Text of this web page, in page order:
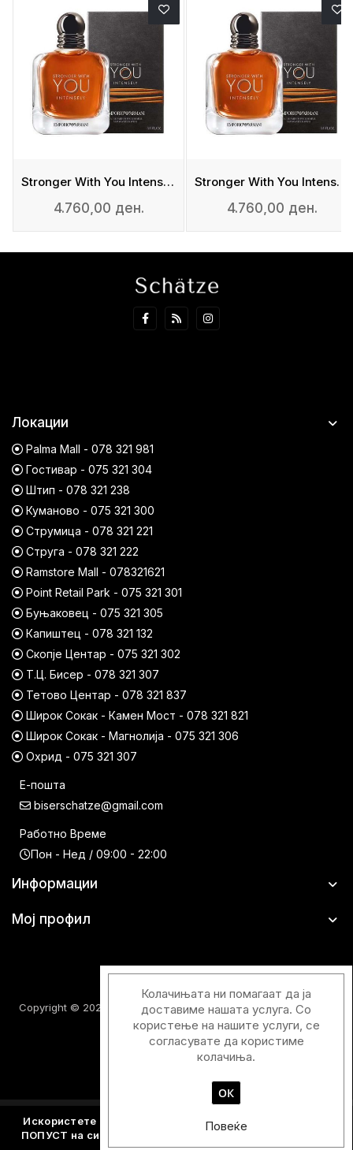
Stronger With You Intensely - Edp
4.760,00 ден.
Stronger With You Intensely - Edp
4.760,00 ден.
Локации
Palma Mall - 078 321 981
Гостивар - 075 321 304
Штип - 078 321 238
Куманово - 075 321 300
Струмица - 078 321 221
Струга - 078 321 222
Ramstore Mall - 078321621
Point Retail Park - 075 321 301
Буњаковец - 075 321 305
Капиштец - 078 321 132
Скопје Центар - 075 321 302
Т.Ц. Бисер - 078 321 307
Тетово Центар - 078 321 837
Широк Сокак - Камен Мост - 078 321 821
Широк Сокак - Магнолија - 075 321 306
Охрид - 075 321 307
Е-пошта
biserschatze@gmail.com
Работно Време
Пон - Нед / 09:00 - 22:00
Информации
Мој профил
Copyright © 2026 Шатци Парфимерии. Сите права задржани.
Designed & Developed with
Искористете го купонскиот код Y2026
ПОПУСТ на сите производите кои не се веќе намалени.
Колачињата ни помагаат да ја
доставиме нашата услуга. Со
користење на нашите услуги, се
согласувате да користиме
колачиња.
ОК
Повеќе